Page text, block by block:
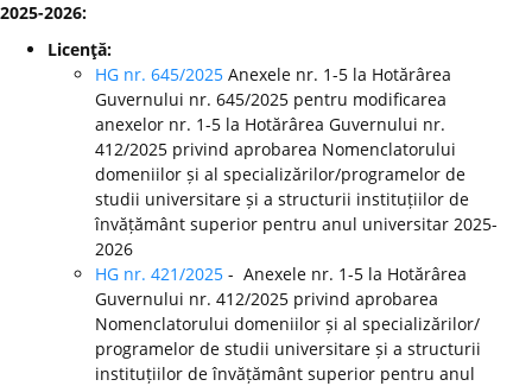
2025-2026:
Licenţă:
HG nr. 645/2025 Anexele nr. 1-5 la Hotărârea
Guvernului nr. 645/2025 pentru modificarea
anexelor nr. 1-5 la Hotărârea Guvernului nr.
412/2025 privind aprobarea Nomenclatorului
domeniilor și al specializărilor/programelor de
studii universitare și a structurii instituțiilor de
învățământ superior pentru anul universitar 2025-
2026
HG nr. 421/2025 - Anexele nr. 1-5 la Hotărârea
Guvernului nr. 412/2025 privind aprobarea
Nomenclatorului domeniilor și al specializărilor/
programelor de studii universitare și a structurii
instituțiilor de învățământ superior pentru anul